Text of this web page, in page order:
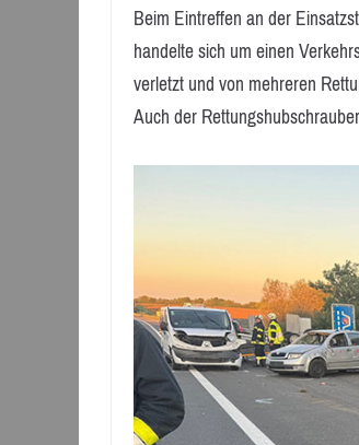
Beim Eintreffen an der
handelte sich um einen
verletzt und von mehreren
Auch der